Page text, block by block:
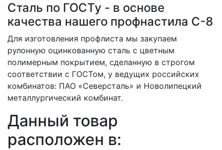
Сталь по ГОСТу - в основе
качества нашего профнастила C-8
Для изготовления профлиста мы закупаем
рулонную оцинкованную сталь с цветным
полимерным покрытием, сделанную в строгом
соответствии с ГОСТом, у ведущих российских
комбинатов: ПАО «Северсталь» и Новолипецкий
металлургический комбинат.
Данный товар
расположен в: